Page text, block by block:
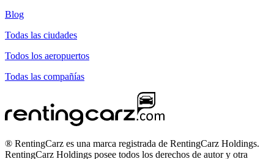
Blog
Todas las ciudades
Todos los aeropuertos
Todas las compañías
® RentingCarz es una marca registrada de RentingCarz Holdings.
RentingCarz Holdings posee todos los derechos de autor y otra